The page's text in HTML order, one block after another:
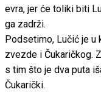
evra, jer će toliki biti
ga zadrži.
Podsetimo, Lučić je u
zvezde i Čukaričkog.
s tim što je dva puta
Čukarički.